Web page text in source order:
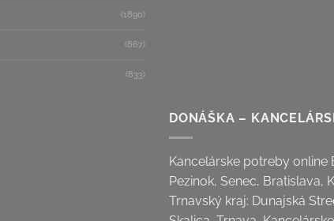
(1890)
(867)
(833)
DONÁŠKA –
Kancelárske potreby online
Pezinok, Senec, Bratislava,
Trnavský kraj: Dunajská